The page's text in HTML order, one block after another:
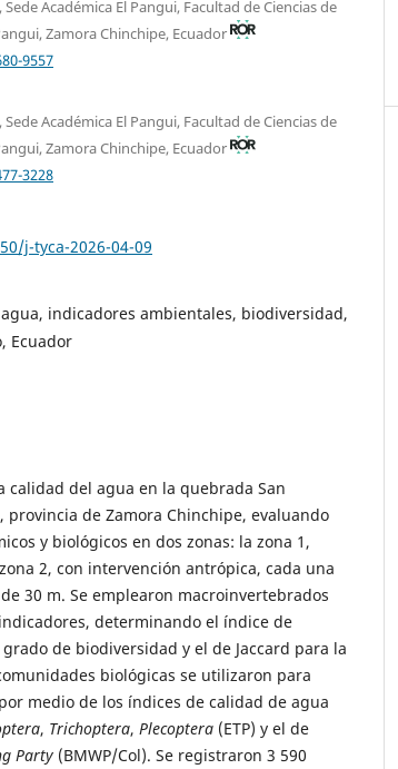
Académica El Pangui, Facultad de Ciencias de
Zamora Chinchipe, Ecuador
9557
Académica El Pangui, Facultad de Ciencias de
Zamora Chinchipe, Ecuador
3228
j-tyca-2026-04-09
indicadores ambientales, biodiversidad,
Ecuador
calidad del agua en la quebrada San
provincia de Zamora Chinchipe, evaluando
y biológicos en dos zonas: la zona 1,
2, con intervención antrópica, cada una
30 m. Se emplearon macroinvertebrados
determinando el índice de
de biodiversidad y el de Jaccard para la
biológicas se utilizaron para
medio de los índices de calidad de agua
, Trichoptera, Plecoptera (ETP) y el de
Party (BMWP/Col). Se registraron 3 590